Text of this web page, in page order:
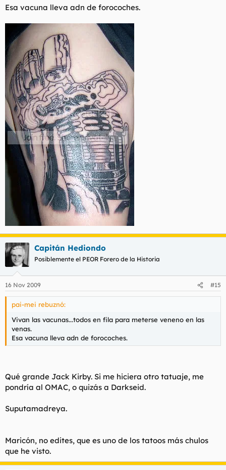
Esa vacuna lleva adn de forocoches.
Capitán Hediondo
Posiblemente el PEOR Forero de la Historia
16 Nov 2009 #15
pai-mei rebuznó:
Vivan las vacunas...todos en fila para meterse veneno en las
venas.
Esa vacuna lleva adn de forocoches.
Qué grande Jack Kirby. Si me hiciera otro tatuaje, me
pondría al OMAC, o quizás a Darkseid.
Suputamadreya.
Maricón, no edites, que es uno de los tatoos más chulos
que he visto.